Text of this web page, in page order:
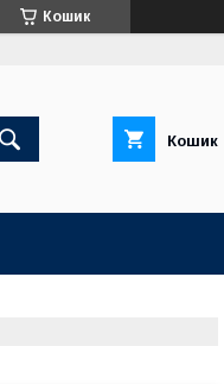
Кошик
Кошик